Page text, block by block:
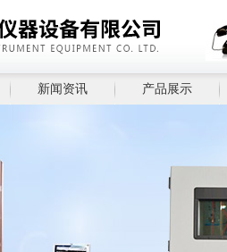
新闻资讯 产品展示